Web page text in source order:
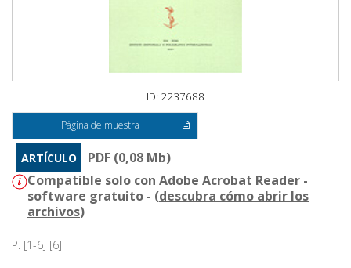
ID: 2237688
Página de muestra
ARTÍCULO
PDF (0,08 Mb)
Compatible solo con Adobe Acrobat Reader -
software gratuito - (descubra cómo abrir los
archivos)
P. [1-6] [6]